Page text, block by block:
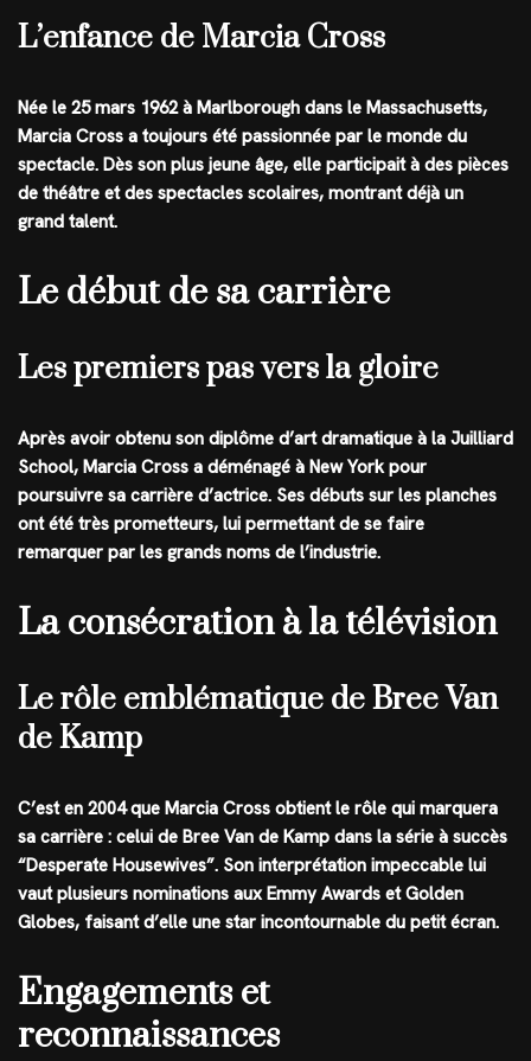
L’enfance de Marcia Cross
Née le 25 mars 1962 à Marlborough dans le Massachusetts,
Marcia Cross a toujours été passionnée par le monde du
spectacle. Dès son plus jeune âge, elle participait à des pièces
de théâtre et des spectacles scolaires, montrant déjà un
grand talent.
Le début de sa carrière
Les premiers pas vers la gloire
Après avoir obtenu son diplôme d’art dramatique à la Juilliard
School, Marcia Cross a déménagé à New York pour
poursuivre sa carrière d’actrice. Ses débuts sur les planches
ont été très prometteurs, lui permettant de se faire
remarquer par les grands noms de l’industrie.
La consécration à la télévision
Le rôle emblématique de Bree Van
de Kamp
C’est en 2004 que Marcia Cross obtient le rôle qui marquera
sa carrière : celui de Bree Van de Kamp dans la série à succès
“Desperate Housewives”. Son interprétation impeccable lui
vaut plusieurs nominations aux Emmy Awards et Golden
Globes, faisant d’elle une star incontournable du petit écran.
Engagements et
reconnaissances